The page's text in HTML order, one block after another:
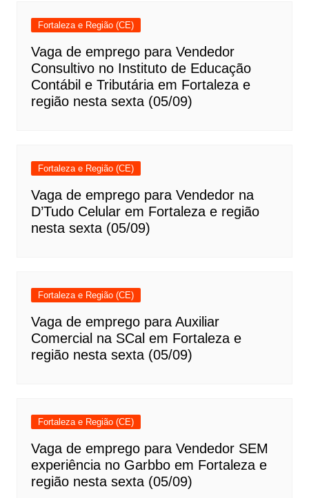
Fortaleza e Região (CE)
Vaga de emprego para Vendedor
Consultivo no Instituto de Educação
Contábil e Tributária em Fortaleza e
região nesta sexta (05/09)
Fortaleza e Região (CE)
Vaga de emprego para Vendedor na
D’Tudo Celular em Fortaleza e região
nesta sexta (05/09)
Fortaleza e Região (CE)
Vaga de emprego para Auxiliar
Comercial na SCal em Fortaleza e
região nesta sexta (05/09)
Fortaleza e Região (CE)
Vaga de emprego para Vendedor SEM
experiência no Garbbo em Fortaleza e
região nesta sexta (05/09)